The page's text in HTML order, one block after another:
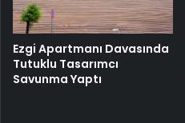
Ezgi Apartmanı Davasında
Tutuklu Tasarımcı
Savunma Yaptı